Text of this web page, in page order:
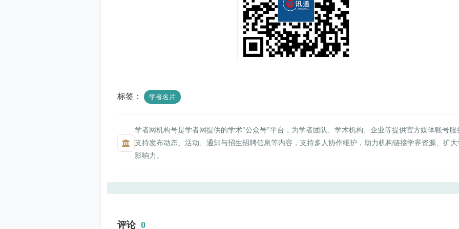
标签： 学者名片
学者网机构号是学者网提供的学术"公众号"平台，为学者团队、学术机构、企业等提供官方媒体账号服
支持发布动态、活动、通知与招生招聘信息等内容，支持多人协作维护，助力机构链接学界资源、扩大
影响力。
评论 0